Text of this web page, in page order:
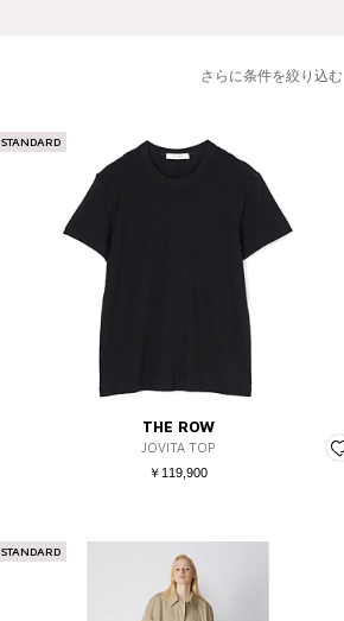
さらに条件を絞り込む
～ ¥5,000
～ ¥7,000
¥15,001 ～ ¥20,000
¥20,001 ～ ¥30,000
¥30,001 ～ ¥50,000
～
THE ROW
JOVITA TOP
￥119,900
STANDARD
STANDARD